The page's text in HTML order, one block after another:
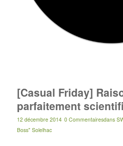
[Casual Friday]
parfaitement
12 décembre 2014 0 Commentairesdans
Boss" Solelhac